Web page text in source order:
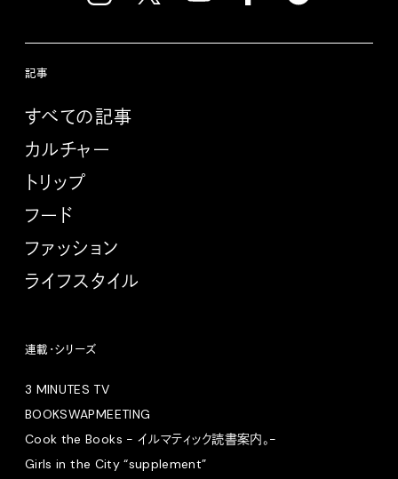
記事
すべての記事
カルチャー
トリップ
フード
ファッション
ライフスタイル
連載・シリーズ
3 MINUTES TV
BOOKSWAPMEETING
Cook the Books - イルマティック読書案内。-
Girls in the City “supplement”